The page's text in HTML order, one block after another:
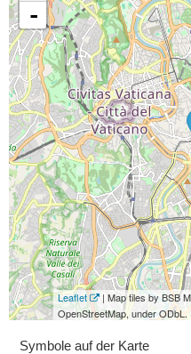
-
Leaflet
| Map tiles by BSB
OpenStreetMap, under ODbL.
Symbole auf der Karte